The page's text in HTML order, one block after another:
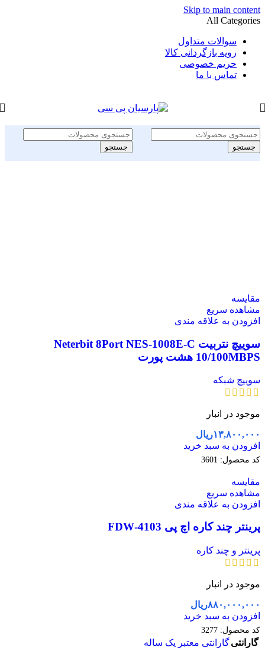
Skip to main content
All Categories
سوالات متداول
رویه بازگردانی کالا
حریم خصوصی
تماس با ما
جستجو جستجو
مقایسه
مشاهده سریع
افزودن به علاقه مندی
سوییچ نتربیت Neterbit 8Port NES-1008E-C
10/100MBPS هشت پورت
سوییچ شبکه
موجود در انبار
۱۳,۸۰۰,۰۰۰ریال
افزودن به سبد خرید
کد محصول: 3601
مقایسه
مشاهده سریع
افزودن به علاقه مندی
پرینتر چند کاره اچ پی 4103-FDW
پرینتر و چند کاره
موجود در انبار
۸۸۰,۰۰۰,۰۰۰ریال
افزودن به سبد خرید
کد محصول: 3277
گارانتیگارانتی معتبر یک ساله